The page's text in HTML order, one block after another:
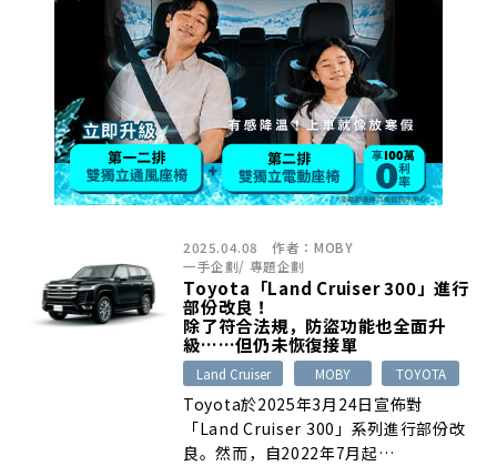
2025.04.08 作者： MOBY
一手企劃/ 專題企劃
Toyota「Land Cruiser 300」進行
部份改良！
除了符合法規，防盜功能也全面升
級……但仍未恢復接單
Land Cruiser MOBY TOYOTA
Toyota於2025年3月24日宣佈對
「Land Cruiser 300」系列進行部份改
良。然而，自2022年7月起…